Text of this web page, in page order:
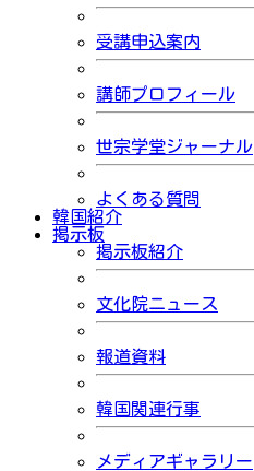
受講申込案内
講師プロフィール
世宗学堂ジャーナル
よくある質問
韓国紹介
掲示板
掲示板紹介
文化院ニュース
報道資料
韓国関連行事
メディアギャラリー